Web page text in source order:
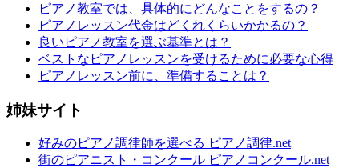
ピアノ教室では、具体的にどんなことをするの？
ピアノレッスン代金はどくれくらいかかるの？
良いピアノ教室を選ぶ基準とは？
ベストなピアノレッスンを受けるために必要な心得
ピアノレッスン前に、準備することは？
姉妹サイト
好みのピアノ調律師を選べる ピアノ調律.net
街のピアニスト・コンクール ピアノコンクール.net